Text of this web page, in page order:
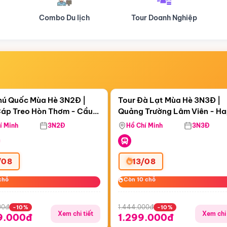
Tour Doanh Nghiệp Du lịch Hành Hương
07:00:38
Treo Hòn Thơm
Quốc Mùa Hè 3N2Đ |
Treo Hòn Thơm - Cầu
Viên Nước Aquatopia
Minh 3N2Đ
-10%
Xem chi tiết
Còn05 ngày 07:00:38
Tour Đà Lạt Mùa Hè 3N3Đ |
Quảng Trường Lâm Viên -
Hill - Puppy Farm
Hồ Chí Minh 3N3Đ
13/08
Còn 10 chỗ
Còn 10 chỗ
1.444.000đ -10%
1.299.000đ Xem